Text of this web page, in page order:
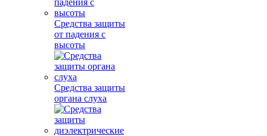
Средства защиты
от падения с
высоты
Средства защиты
органа слуха